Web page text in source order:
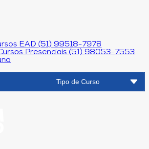
EAD (51) 99518-7978
Presenciais (51) 98053-7553